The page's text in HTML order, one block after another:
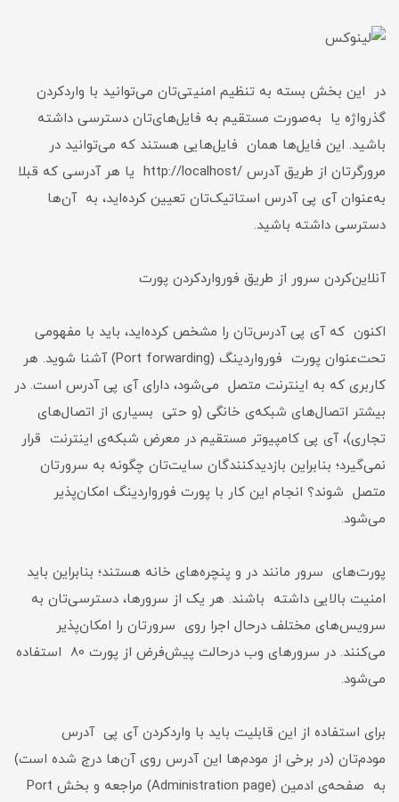
در این بخش بسته به تنظیم امنیتی‌تان می‌توانید با واردکردن
گذرواژه یا به‌صورت مستقیم به فایل‌‌های‌تان دسترسی داشته
باشید. این فایل‌ها همان فایل‌هایی هستند که می‌توانید در
مرورگرتان از طریق آدرس /http://localhost یا هر آدرسی که قبلا
به‌عنوان آی پی آدرس استاتیک‌تان تعیین کرده‌اید، به‌ آن‌ها
دسترسی داشته باشید.
آنلاین‌کردن سرور از طریق فوروارد‌‌کردن پورت
اکنون که آی پی آدرس‌تان را مشخص کرده‌اید، باید با مفهومی
تحت‌عنوان پورت فورواردینگ (Port forwarding) آشنا شوید. هر
کاربری که به اینترنت متصل می‌شود، دارای آی پی آدرس است. در
بیشتر اتصال‌های شبکه‌ی خانگی (و حتی بسیاری از اتصال‌های
تجاری)، آی پی کامپیوتر مستقیم در معرض شبکه‌ی اینترنت قرار
نمی‌گیرد؛ بنابراین بازدیدکنندگان سایت‌تان چگونه به سرورتان
متصل شوند؟ انجام این کار با پورت فورواردینگ امکان‌پذیر
می‌شود.
پورت‌های سرور مانند در و پنچره‌های خانه هستند؛ بنابراین باید
امنیت بالایی داشته باشند. هر یک از سرورها، دسترسی‌تان به
سرویس‌های مختلف در‌حال‌ اجرا روی سرورتان را امکان‌پذیر
می‌کنند. در سرورهای وب در‌حالت پیش‌فرض از پورت 80 استفاده
می‌شود.
برای استفاده از این قابلیت باید با واردکردن آی پی آدرس
مودم‌تان (در برخی از مودم‌ها این آدرس روی آن‌ها درج شده است)
به صفحه‌ی ادمین (Administration page) مراجعه و بخش Port